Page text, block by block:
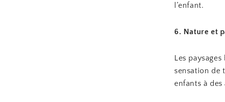
l’enfant.
6. Nature et
Les
sensation de
enfants à